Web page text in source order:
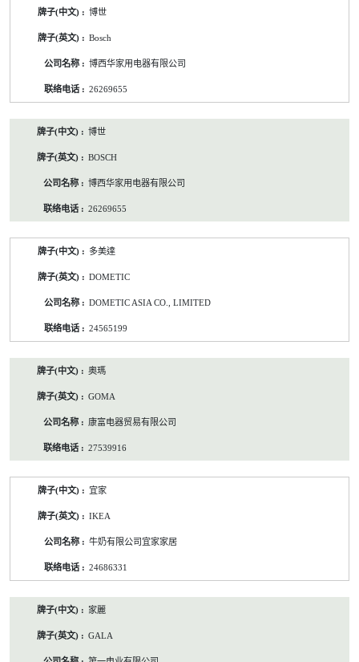
博世
Bosch
博西华家用电器有限公司
26269655
博世
BOSCH
博西华家用电器有限公司
26269655
多美達
DOMETIC
DOMETIC ASIA CO., LIMITED
24565199
奧瑪
GOMA
康富电器贸易有限公司
27539916
宜家
IKEA
牛奶有限公司宜家家居
24686331
家麗
GALA